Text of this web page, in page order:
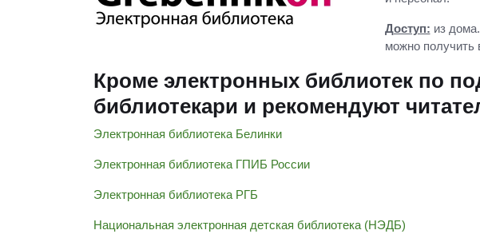
Доступ: из
можно получить
Кроме электронных библиотек по
библиотекари и рекомендуют
Электронная библиотека Белинки
Электронная библиотека ГПИБ России
Электронная библиотека РГБ
Национальная электронная детская библиотека (НЭДБ)